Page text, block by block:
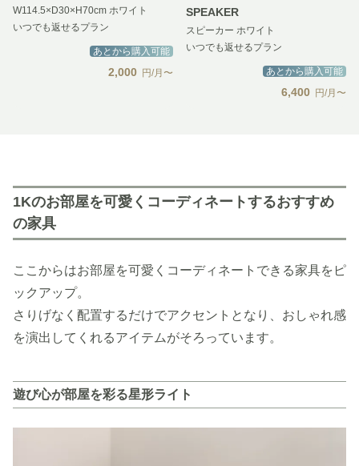
W114.5×D30×H70cm ホワイト
いつでも返せるプラン
あとから購入可能
2,000 円/月〜
SPEAKER
スピーカー ホワイト
いつでも返せるプラン
あとから購入可能
6,400 円/月〜
1Kのお部屋を可愛くコーディネートするおすすめ
の家具
ここからはお部屋を可愛くコーディネートできる家具をピ
ックアップ。
さりげなく配置するだけでアクセントとなり、おしゃれ感
を演出してくれるアイテムがそろっています。
遊び心が部屋を彩る星形ライト